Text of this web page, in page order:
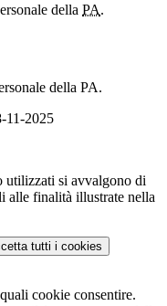
della PA.
della PA.
11-2025
utilizzati si avvalgono di
alle finalità illustrate nella
tutti i cookies
cookie consentire.